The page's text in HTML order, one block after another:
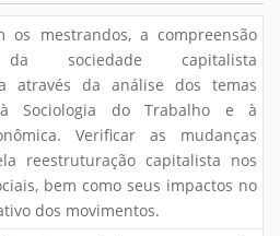
os mestrandos, a compreensão
da sociedade capitalista
através da análise dos temas
à Sociologia do Trabalho e à
Verificar as mudanças
reestruturação capitalista nos
bem como seus impactos no
dos movimentos.